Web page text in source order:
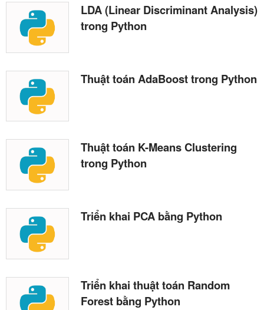
LDA (Linear Discriminant Analysis)
trong Python
Thuật toán AdaBoost trong Python
Thuật toán K-Means Clustering
trong Python
Triển khai PCA bằng Python
Triển khai thuật toán Random
Forest bằng Python